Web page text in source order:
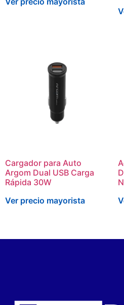
Cargador para Auto
Argom Dual USB Carga
Rápida 30W
Ver precio mayorista